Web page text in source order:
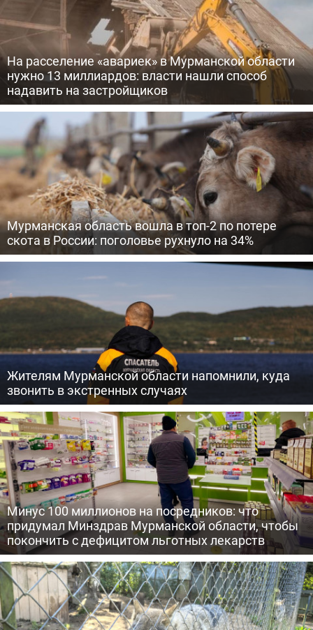
На расселение «авариек» в Мурманской области
нужно 13 миллиардов: власти нашли способ
надавить на застройщиков
Мурманская область вошла в топ-2 по потере
скота в России: поголовье рухнуло на 34%
Жителям Мурманской области напомнили, куда
звонить в экстренных случаях
Минус 100 миллионов на посредников: что
придумал Минздрав Мурманской области, чтобы
покончить с дефицитом льготных лекарств